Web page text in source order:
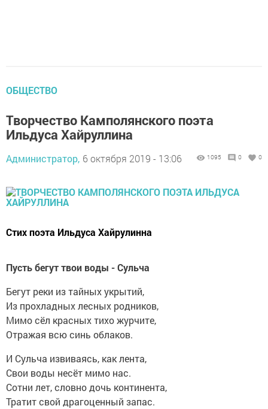
ОБЩЕСТВО
Творчество Камполянского поэта
Ильдуса Хайруллина
Администратор, 6 октября 2019 - 13:06 1095 0 0
Стих поэта Ильдуса Хайрулинна
Пусть бегут твои воды - Сульча
Бегут реки из тайных укрытий,
Из прохладных лесных родников,
Мимо сёл красных тихо журчите,
Отражая всю синь облаков.
И Сульча извиваясь, как лента,
Свои воды несёт мимо нас.
Сотни лет, словно дочь континента,
Тратит свой драгоценный запас.